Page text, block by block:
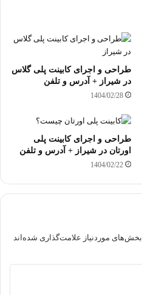
طراحی و اجرای کابینت پلی گلاس
در شیراز + آدرس و تلفن
1404/02/28
طراحی و اجرای کابینت پلی
اورتان در شیراز + آدرس و تلفن
1404/02/22
بخش‌های موردنیاز علامت‌گذاری شده‌اند